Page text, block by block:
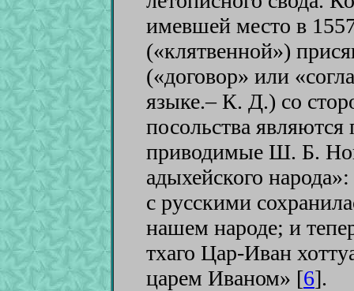
имевшей место в
(«клятвенной»)
(«договор» или
языке.– К. Д.) со
посольства
приводимые Ш. Б.
адыхейского
с русскими
нашем народе; и
тхаго Цар-Иван
царем Иваном» [6].